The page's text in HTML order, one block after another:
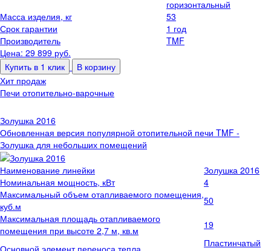
горизонтальный
Масса изделия, кг
53
Срок гарантии
1 год
Производитель
TMF
Цена: 29 899 руб.
Купить в 1 клик
В корзину
Хит продаж
Печи отопительно-варочные
Золушка 2016
Обновленная версия популярной отопительной печи TMF -
Золушка для небольших помещений
Наименование линейки
Золушка 2016
Номинальная мощность, кВт
4
Максимальный объем отапливаемого помещения,
куб.м
50
Максимальная площадь отапливаемого
помещения при высоте 2,7 м, кв.м
19
Пластинчатый